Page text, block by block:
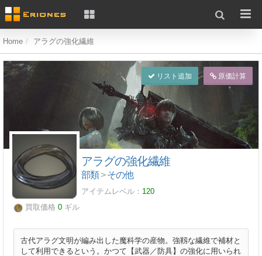
Home アラグの強化繊維
リスト追加 原価計算
アラグの強化繊維
部類>その他
アイテムレベル： 120
買取価格 0 ギル
古代アラグ文明が編み出した魔科学の産物。強靱な繊維で補材と
して利用できるという。かつて【武器／防具】の強化に用いられ